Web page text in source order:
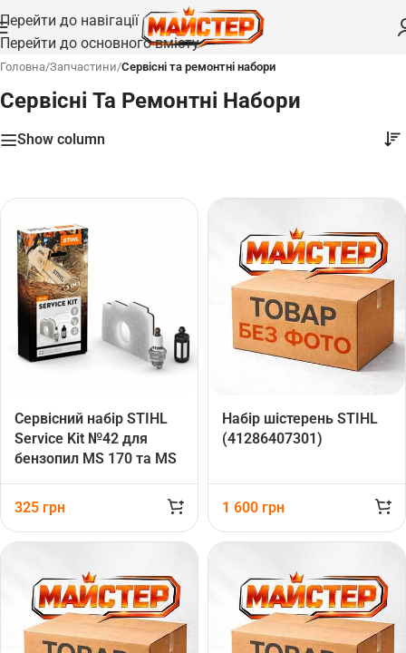
Перейти до навігації
Перейти до основного вмісту
Головна/Запчастини/Сервісні та ремонтні набори
Сервісні Та Ремонтні Набори
Show column
Сервісний набір STIHL
Service Kit №42 для
бензопил MS 170 та MS
325 грн
Набір шістерень STIHL
(41286407301)
1 600 грн